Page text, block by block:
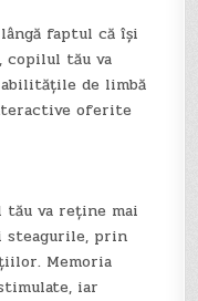
faptul că își
copilul tău va
abilitățile de limbă
oferite
tău va reține mai
steagurile, prin
Memoria
iar